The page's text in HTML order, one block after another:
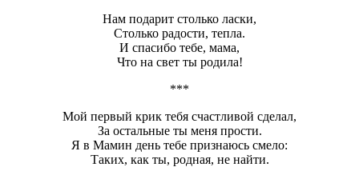
Нам подарит столько ласки,
Столько радости, тепла.
И спасибо тебе, мама,
Что на свет ты родила!
***
Мой первый крик тебя счастливой сделал,
За остальные ты меня прости.
Я в Мамин день тебе признаюсь смело:
Таких, как ты, родная, не найти.